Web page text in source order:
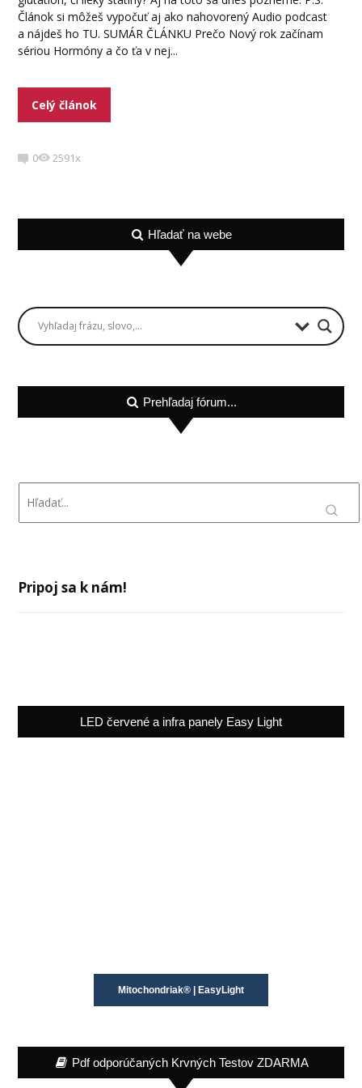
Článok si môžeš vypočuť aj ako nahovorený Audio podcast
a nájdeš ho TU. SUMÁR ČLÁNKU Prečo Nový rok začínam
sériou Hormóny a čo ťa v nej...
Celý článok
0 2591x
Hľadať na webe
Prehľadaj fórum...
Pripoj sa k nám!
LED červené a infra panely Easy Light
Mitochondriak® | EasyLight
Pdf odporúčaných Krvných Testov ZDARMA